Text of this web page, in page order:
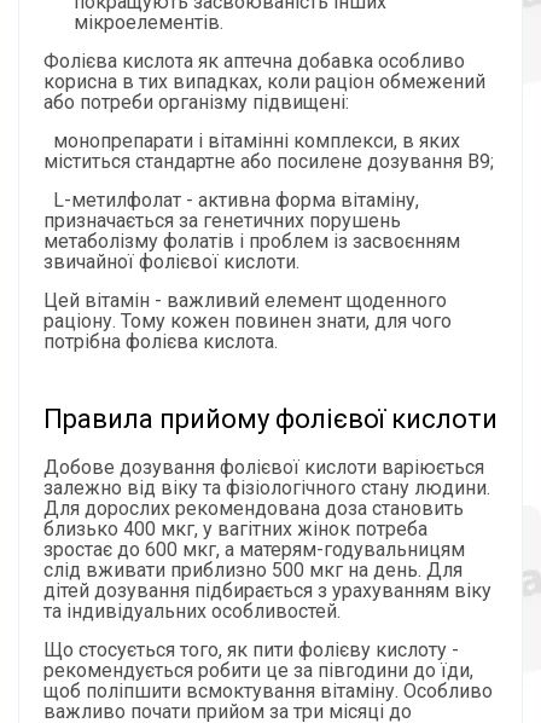
мікроелементів.
Фолієва кислота як аптечна добавка особливо
корисна в тих випадках, коли раціон обмежений
або потреби організму підвищені:
монопрепарати і вітамінні комплекси, в яких
міститься стандартне або посилене дозування B9;
L-метилфолат - активна форма вітаміну,
призначається за генетичних порушень
метаболізму фолатів і проблем із засвоєнням
звичайної фолієвої кислоти.
Цей вітамін - важливий елемент щоденного
раціону. Тому кожен повинен знати, для чого
потрібна фолієва кислота.
Правила прийому фолієвої кислоти
Добове дозування фолієвої кислоти варіюється
залежно від віку та фізіологічного стану людини.
Для дорослих рекомендована доза становить
близько 400 мкг, у вагітних жінок потреба
зростає до 600 мкг, а матерям-годувальницям
слід вживати приблизно 500 мкг на день. Для
дітей дозування підбирається з урахуванням віку
та індивідуальних особливостей.
Що стосується того, як пити фолієву кислоту -
рекомендується робити це за півгодини до їди,
щоб поліпшити всмоктування вітаміну. Особливо
важливо почати прийом за три місяці до